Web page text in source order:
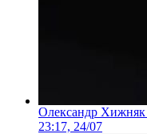
Олександр Хижняк
23:17, 24/07